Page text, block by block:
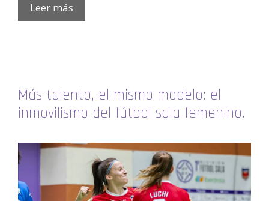
Leer más
Más talento, el mismo modelo: el
inmovilismo del fútbol sala femenino.